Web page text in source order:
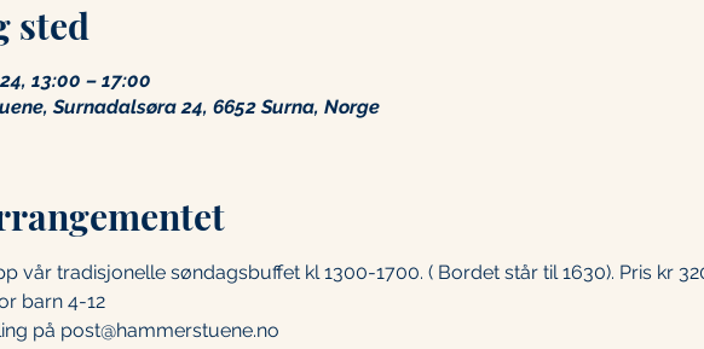
sted
13:00 – 17:00
Surnadalsøra 24, 6652 Surna, Norge
vår tradisjonelle søndagsbuffet kl 1300-1700. ( Bordet står til 1630). Pris kr
barn 4-12
på post@hammerstuene.no